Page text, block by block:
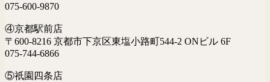
075-600-9870
④京都駅前店
〒600-8216 京都市下京区東塩小路町544-2 ONビル 6F
075-744-6866
⑤祇園四条店